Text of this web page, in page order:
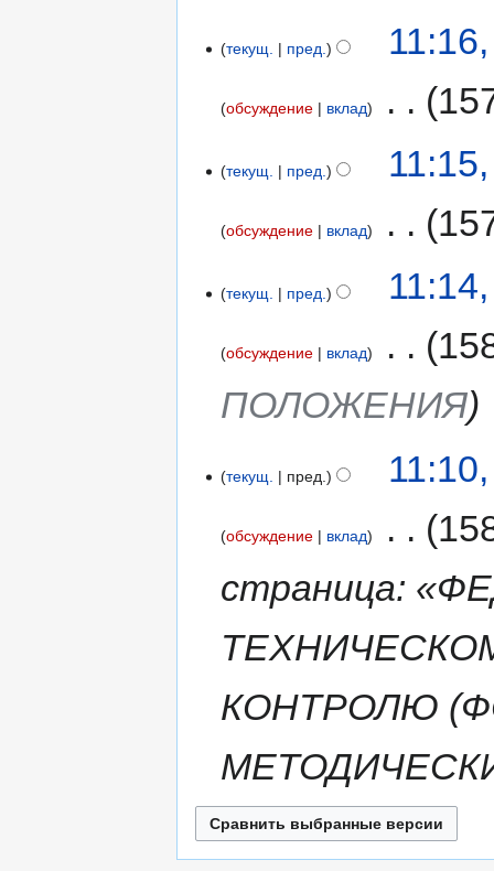
текущ. пред.
обсуждение вклад
текущ. пред.
обсуждение вклад
текущ. пред.
обсуждение вклад
ПОЛОЖЕНИЯ
текущ. пред.
обсуждение вклад
страница:
КОНТРОЛЮ